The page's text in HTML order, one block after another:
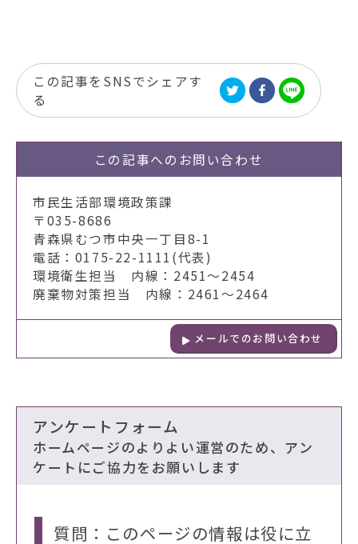
この記事をSNSでシェアす
る
この記事への お問い合わせ
市民生活部環境政策課
〒035-8686
青森県むつ市中央一丁目8-1
電話：0175-22-1111(代表)
環境衛生担当 内線：2451～2454
廃棄物対策担当 内線：2461～2464
メールでのお問い合わせ
アンケートフォーム
ホームページのよりよい運営のため、アン
ケートにご協力をお願いします
質問：このページの情報は役に立